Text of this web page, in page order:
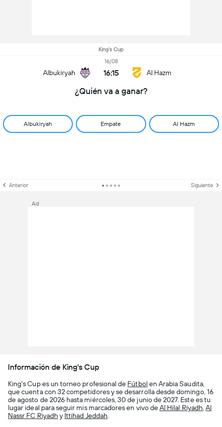
King's Cup
Albukiryah
16/08
16:15 Al Hazm
¿Quién va a ganar?
Albukiryah Empate Al Hazm
Anterior Siguiente
Ad
Información de King's Cup
King's Cup es un torneo profesional de Fútbol en Arabia Saudita,
que cuenta con 32 competidores y se desarrolla desde domingo, 16
de agosto de 2026 hasta miércoles, 30 de junio de 2027. Este es tu
lugar ideal para seguir mis marcadores en vivo deAl Hilal Riyadh ,Al
Nassr FC Riyadh y Ittihad Jeddah